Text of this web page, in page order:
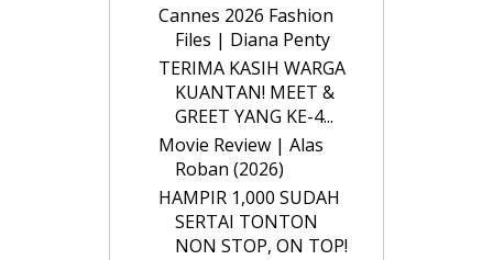
Cannes 2026 Fashion
Files | Diana Penty
TERIMA KASIH WARGA
KUANTAN! MEET &
GREET YANG KE-4...
Movie Review | Alas
Roban (2026)
HAMPIR 1,000 SUDAH
SERTAI TONTON
NON STOP, ON TOP!